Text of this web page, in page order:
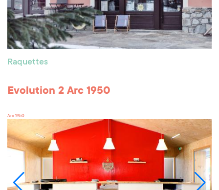
Raquettes
Evolution 2 Arc 1950
Arc 1950